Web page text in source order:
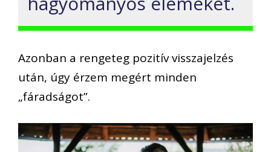
Azonban a rengeteg pozitív visszajelzés
után, úgy érzem megért minden
„fáradságot”.